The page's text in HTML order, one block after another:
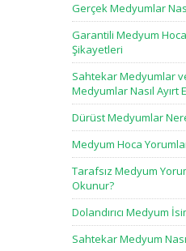
Gerçek Medyumlar
Garantili Medyum
Şikayetleri
Sahtekar Medyumlar
Medyumlar Nasıl Ayırt
Dürüst Medyumlar
Medyum Hoca
Tarafsız Medyum
Okunur?
Dolandırıcı Medyum
Sahtekar Medyum